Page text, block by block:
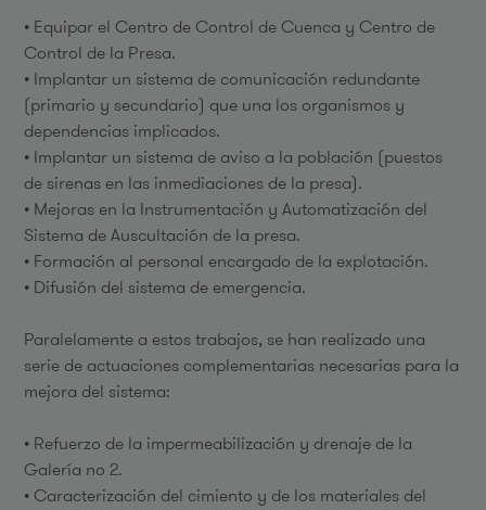
• Equipar el Centro de Control de Cuenca y Centro de
Control de la Presa.
• Implantar un sistema de comunicación redundante
(primario y secundario) que una los organismos y
dependencias implicados.
• Implantar un sistema de aviso a la población (puestos
de sirenas en las inmediaciones de la presa).
• Mejoras en la Instrumentación y Automatización del
Sistema de Auscultación de la presa.
• Formación al personal encargado de la explotación.
• Difusión del sistema de emergencia.
Paralelamente a estos trabajos, se han realizado una
serie de actuaciones complementarias necesarias para la
mejora del sistema:
• Refuerzo de la impermeabilización y drenaje de la
Galería nº 2.
• Caracterización del cimiento y de los materiales del